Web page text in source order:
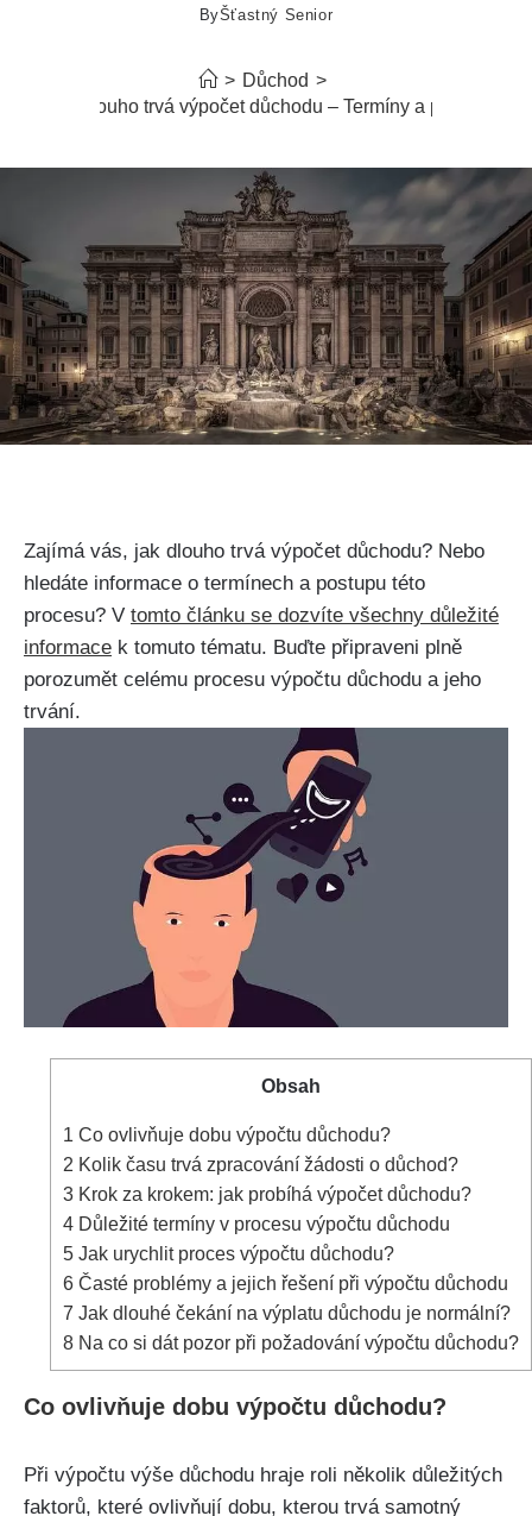
ByŠťastný Senior
> Důchod >
Jak dlouho trvá výpočet důchodu – Termíny a postup
Zajímá vás, jak dlouho trvá výpočet důchodu? Nebo
hledáte informace o termínech a postupu této
procesu? V tomto článku se dozvíte všechny důležité
informace k tomuto tématu. Buďte připraveni plně
porozumět celému procesu výpočtu důchodu a jeho
trvání.
Obsah
1 Co ovlivňuje dobu výpočtu důchodu?
2 Kolik času trvá zpracování žádosti o důchod?
3 Krok za krokem: jak probíhá výpočet důchodu?
4 Důležité termíny v procesu výpočtu důchodu
5 Jak urychlit proces výpočtu důchodu?
6 Časté problémy a jejich řešení při výpočtu důchodu
7 Jak dlouhé čekání na výplatu důchodu je normální?
8 Na co si dát pozor při požadování výpočtu důchodu?
Co ovlivňuje dobu výpočtu důchodu?
Při výpočtu výše důchodu hraje roli několik důležitých
faktorů, které ovlivňují dobu, kterou trvá samotný